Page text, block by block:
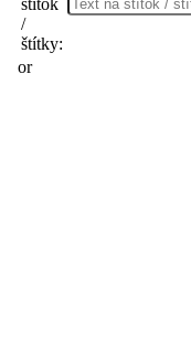
/
štítky:
or